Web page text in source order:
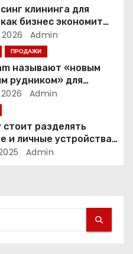
клининга для
бизнес экономит
деньги на уборке
Admin
ПРОДАЖИ
называют «новым
рудником» для
как блогеры
онлайн-бизнес
Admin
стоит разделять
и личные устройства
всё смешивать
Admin